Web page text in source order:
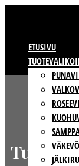
ETUSIVU